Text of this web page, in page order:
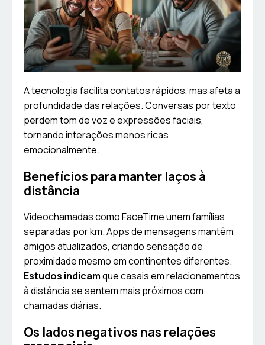
A tecnologia facilita contatos rápidos, mas afeta a
profundidade das relações. Conversas por texto
perdem tom de voz e expressões faciais,
tornando interações menos ricas
emocionalmente.
Benefícios para manter laços à
distância
Videochamadas como FaceTime unem famílias
separadas por km. Apps de mensagens mantêm
amigos atualizados, criando sensação de
proximidade mesmo em continentes diferentes.
Estudos indicamque casais em relacionamentos
à distância se sentem mais próximos com
chamadas diárias.
Os lados negativos nas relações